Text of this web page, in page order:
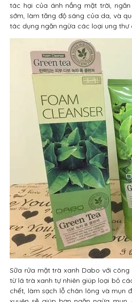
tác hại của ánh nắng mặt trời,
sớm, làm tăng độ sáng của da, và
tác dụng ngăn ngừa các loại ung thư
Sữa rửa mặt trà xanh Dabo với
từ lá trà xanh tự nhiên giúp loại bỏ
chết, làm sạch lỗ chân lông và mụn